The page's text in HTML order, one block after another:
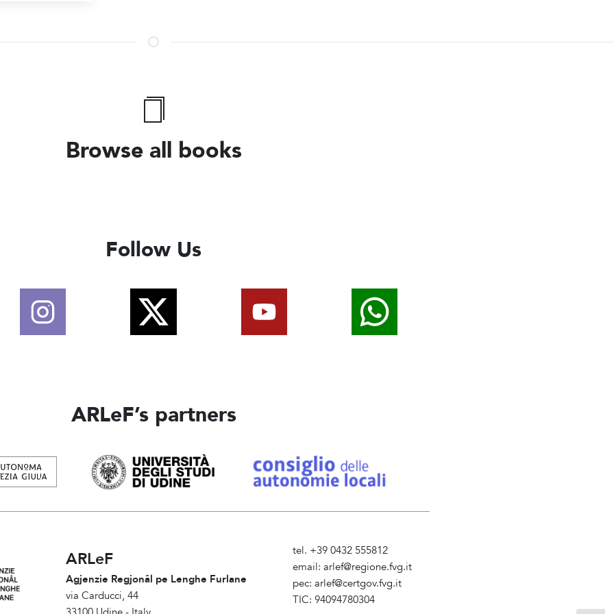
Browse all books
Follow Us
ARLeF’s partners
ARLeF
Agjenzie Regjonâl pe Lenghe Furlane
via Carducci, 44
tel. +39 0432 555812
email:arlef@regione.fvg.it
pec:arlef@certgov.fvg.it
TIC: 94094780304